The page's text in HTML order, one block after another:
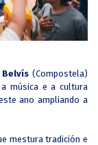
Belvís (Compostela)
música e a cultura
ano ampliando a
mestura tradición e